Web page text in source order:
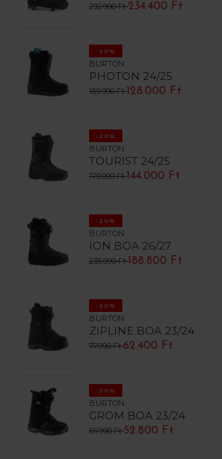
292.990 Ft234.400 Ft
-20%
BURTON
PHOTON 24/25
159.990 Ft 128.000 Ft
-20%
BURTON
TOURIST 24/25
179.990 Ft 144.000 Ft
-20%
BURTON
ION BOA 26/27
235.990 Ft 188.800 Ft
-20%
BURTON
ZIPLINE BOA 23/24
77.990 Ft62.400 Ft
-20%
BURTON
GROM BOA 23/24
65.990 Ft52.800 Ft